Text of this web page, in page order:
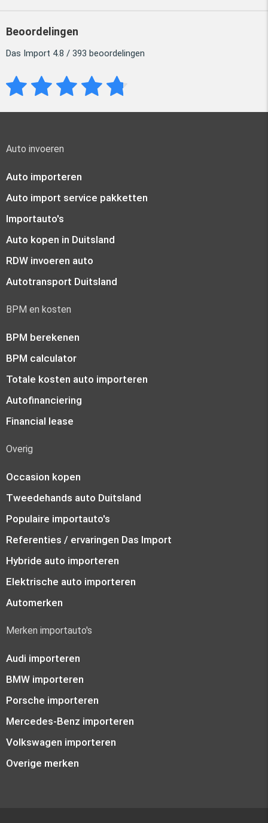
Beoordelingen
Das Import 4.8 / 393 beoordelingen
Auto invoeren
Auto importeren
Auto import service pakketten
Importauto's
Auto kopen in Duitsland
RDW invoeren auto
Autotransport Duitsland
BPM en kosten
BPM berekenen
BPM calculator
Totale kosten auto importeren
Autofinanciering
Financial lease
Overig
Occasion kopen
Tweedehands auto Duitsland
Populaire importauto's
Referenties / ervaringen Das Import
Hybride auto importeren
Elektrische auto importeren
Automerken
Merken importauto's
Audi importeren
BMW importeren
Porsche importeren
Mercedes-Benz importeren
Volkswagen importeren
Overige merken